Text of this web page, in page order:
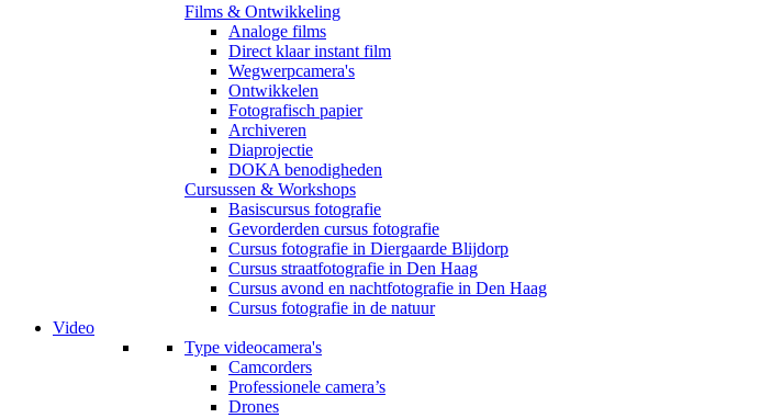
Films & Ontwikkeling
Analoge films
Direct klaar instant film
Wegwerpcamera's
Ontwikkelen
Fotografisch papier
Archiveren
Diaprojectie
DOKA benodigheden
Cursussen & Workshops
Basiscursus fotografie
Gevorderden cursus fotografie
Cursus fotografie in Diergaarde Blijdorp
Cursus straatfotografie in Den Haag
Cursus avond en nachtfotografie in Den Haag
Cursus fotografie in de natuur
Video
Type videocamera's
Camcorders
Professionele camera’s
Drones